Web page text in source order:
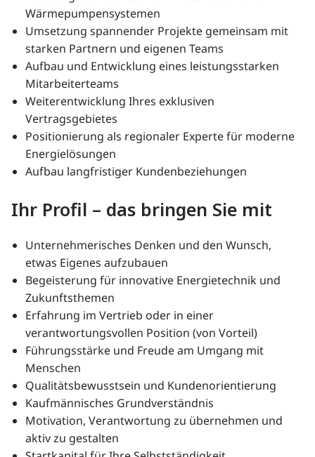
Wärmepumpensystemen
Umsetzung spannender Projekte gemeinsam mit
starken Partnern und eigenen Teams
Aufbau und Entwicklung eines leistungsstarken
Mitarbeiterteams
Weiterentwicklung Ihres exklusiven
Vertragsgebietes
Positionierung als regionaler Experte für moderne
Energielösungen
Aufbau langfristiger Kundenbeziehungen
Ihr Profil – das bringen Sie mit
Unternehmerisches Denken und den Wunsch,
etwas Eigenes aufzubauen
Begeisterung für innovative Energietechnik und
Zukunftsthemen
Erfahrung im Vertrieb oder in einer
verantwortungsvollen Position (von Vorteil)
Führungsstärke und Freude am Umgang mit
Menschen
Qualitätsbewusstsein und Kundenorientierung
Kaufmännisches Grundverständnis
Motivation, Verantwortung zu übernehmen und
aktiv zu gestalten